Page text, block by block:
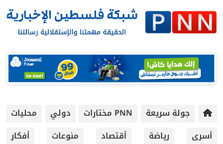
PNN مختارات دولي
محليات
أقتصاد منوعات
أفكار